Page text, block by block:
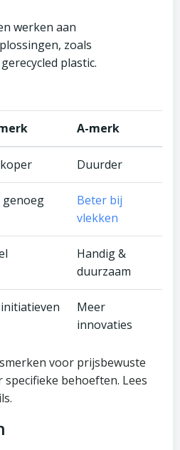
werken aan
zoals
plastic.
A-merk
Duurder
genoeg
Beter bij
vlekken
Handig &
duurzaam
Meer
innovaties
voor prijsbewuste
behoeften. Lees